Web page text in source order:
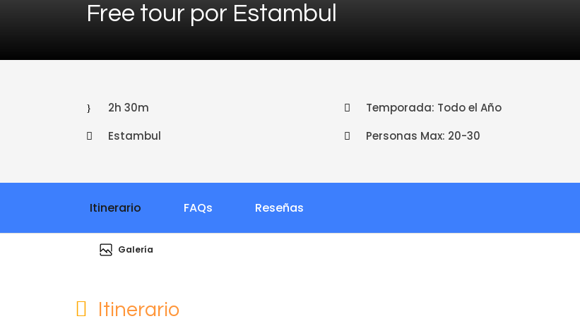
Free tour por Estambul
2h 30m
Temporada: Todo el Año
Estambul
Personas Max: 20-30
Itinerario FAQs Reseñas
Galería
Itinerario